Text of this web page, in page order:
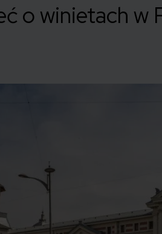
o winietach w